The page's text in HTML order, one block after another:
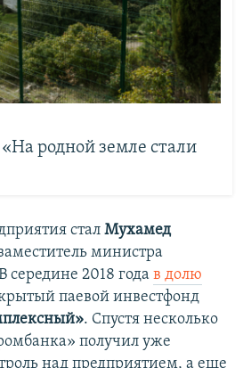
родной земле стали
стал Мухамед
министра
2018 года в долю
паевой инвестфонд
. Спустя несколько
получил уже
над предприятием, а еще